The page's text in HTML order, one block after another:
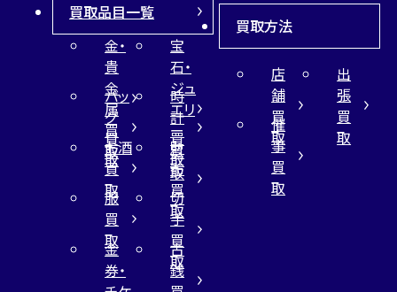
買取品目一覧
金・
貴
金
属
買
取
宝
石・
ジュ
エリ
ー
買
取
バッ
グ
買
取
時
計
買
取
お酒
買
取
財
布
買
取
服
買
取
切
手
買
取
金
券・
古
銭
買取方法
店
舗
買
取
出
張
買
取
催
事
買
取